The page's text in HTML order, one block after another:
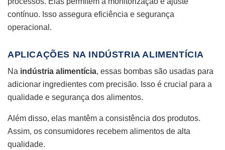
contínuo. Isso assegura eficiência e segurança
operacional.
APLICAÇÕES NA INDÚSTRIA ALIMENTÍCIA
Na indústria alimentícia, essas bombas são usadas para
adicionar ingredientes com precisão. Isso é crucial para a
qualidade e segurança dos alimentos.
Além disso, elas mantêm a consistência dos produtos.
Assim, os consumidores recebem alimentos de alta
qualidade.